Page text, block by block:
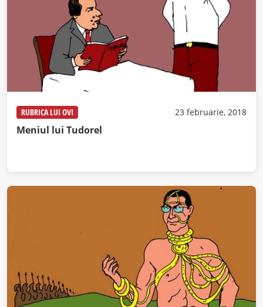
RUBRICA LUI OVI 23 februarie, 2018
Meniul lui Tudorel